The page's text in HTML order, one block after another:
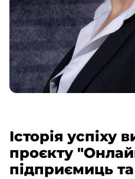
Історія успіху
проєкту
підприємиць